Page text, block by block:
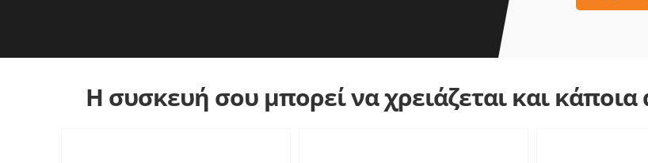
Η συσκευή σου μπορεί να χρειάζεται και